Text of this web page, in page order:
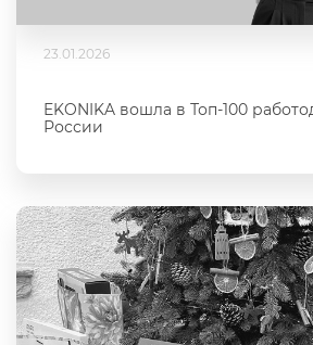
23.01.2026
EKONIKA вошла в Топ-100
России